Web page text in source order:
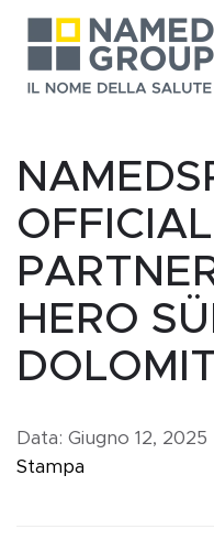
Skip to main
OFFICIAL
HERO
Data: Giugno 12, 2025
Stampa